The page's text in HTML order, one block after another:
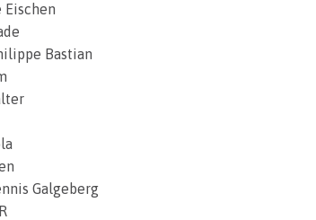
Eischen
Bastian
Galgeberg